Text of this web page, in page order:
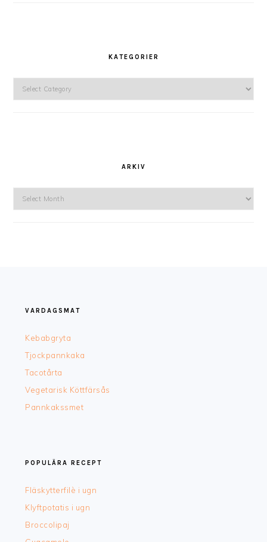
KATEGORIER
ARKIV
VARDAGSMAT
Kebabgryta
Tjockpannkaka
Tacotårta
Vegetarisk Köttfärsås
Pannkakssmet
POPULÄRA RECEPT
Fläskytterfilè i ugn
Klyftpotatis i ugn
Broccolipaj